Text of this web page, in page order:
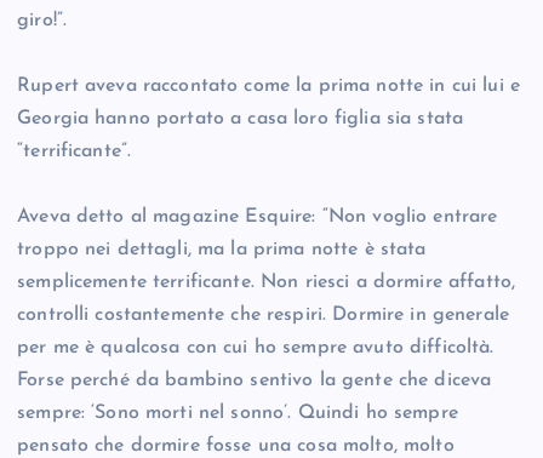
giro!”.
Rupert aveva raccontato come la prima notte in cui lui e
Georgia hanno portato a casa loro figlia sia stata
“terrificante”.
Aveva detto al magazine Esquire: “Non voglio entrare
troppo nei dettagli, ma la prima notte è stata
semplicemente terrificante. Non riesci a dormire affatto,
controlli costantemente che respiri. Dormire in generale
per me è qualcosa con cui ho sempre avuto difficoltà.
Forse perché da bambino sentivo la gente che diceva
sempre: ‘Sono morti nel sonno’. Quindi ho sempre
pensato che dormire fosse una cosa molto, molto